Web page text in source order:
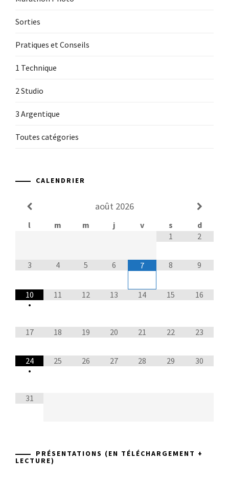
Sorties
Pratiques et Conseils
1 Technique
2 Studio
3 Argentique
Toutes catégories
CALENDRIER
août 2026
l m m j v s
d
1
2
3 4 5 6 7 8 9
10
•
11 12 13 14 15 16
17 18 19 20 21 22 23
24
•
25 26 27 28 29 30
31
PRÉSENTATIONS (EN TÉLÉCHARGEMENT +
LECTURE)